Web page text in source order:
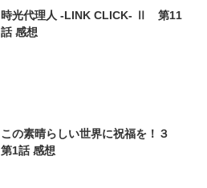
時光代理人 -LINK CLICK- Ⅱ 第11
話 感想
この素晴らしい世界に祝福を！３
第1話 感想